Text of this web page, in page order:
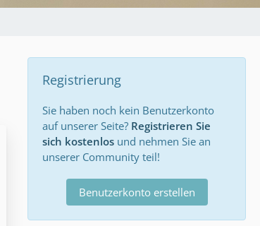
Registrierung
Sie haben noch kein Benutzerkonto
auf unserer Seite? Registrieren Sie
sich kostenlos und nehmen Sie an
unserer Community teil!
Benutzerkonto erstellen